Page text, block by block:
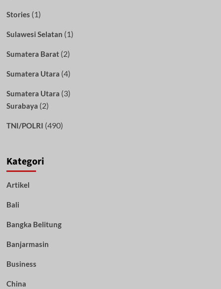
Stories (1)
Sulawesi Selatan (1)
Sumatera Barat(2)
Sumatera Utara (4)
Sumatera Utara (3)
Surabaya (2)
TNI/POLRI (490)
Kategori
Artikel
Bali
Bangka Belitung
Banjarmasin
Business
China